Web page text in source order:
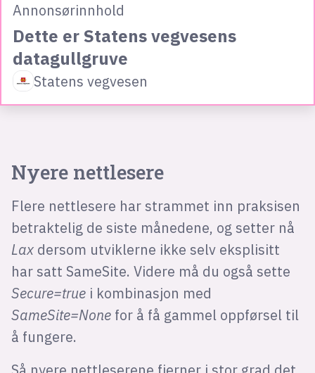
Annonsørinnhold
Dette er Statens vegvesens
datagullgruve
Statens vegvesen
Nyere nettlesere
Flere nettlesere har strammet inn praksisen
betraktelig de siste månedene, og setter nå
Laxdersom utviklerne ikke selv eksplisitt
har satt SameSite. Videre må du også sette
Secure=truei kombinasjon med
SameSite=Nonefor å få gammel oppførsel til
å fungere.